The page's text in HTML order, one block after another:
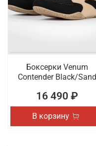
Боксерки Venum
Contender Black/Sand
16 490 ₽
В корзину